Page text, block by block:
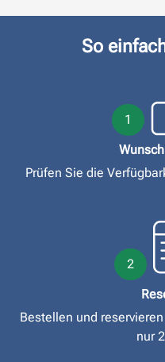
So
1
Prüfen Sie die
2
Bestellen und
nur